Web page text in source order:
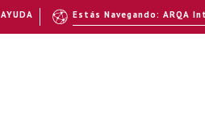
Estás Navegando: ARQA
AYUDA